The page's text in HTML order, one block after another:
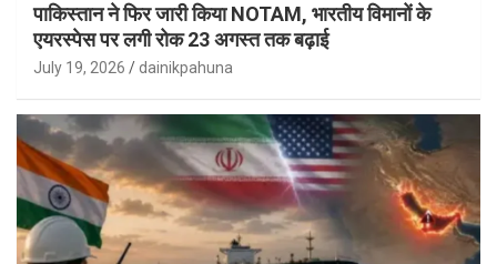
पाकिस्तान ने फिर जारी किया NOTAM, भारतीय विमानों के
एयरस्पेस पर लगी रोक 23 अगस्त तक बढ़ाई
July 19, 2026 dainikpahuna